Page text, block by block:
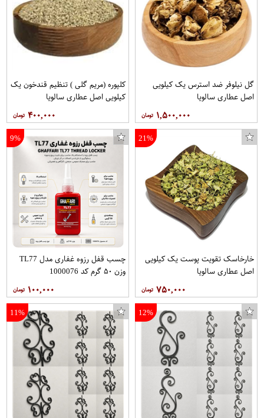
گل نیلوفر ضد استرس یک کیلویی
اصل عطاری سالویا
۱,۵۰۰,۰۰۰
کلپوره (مریم گلی ) تنظیم قندخون یک
کیلویی اصل عطاری سالویا
۴۰۰,۰۰۰
21%
خارخاسک تقویت پوست یک کیلویی
اصل عطاری سالویا
۷۵۰,۰۰۰
9%
چسب قفل رزوه غفاری مدل TL77
وزن ۵۰ گرم کد 1000076
۱۰۰,۰۰۰
12%
11%